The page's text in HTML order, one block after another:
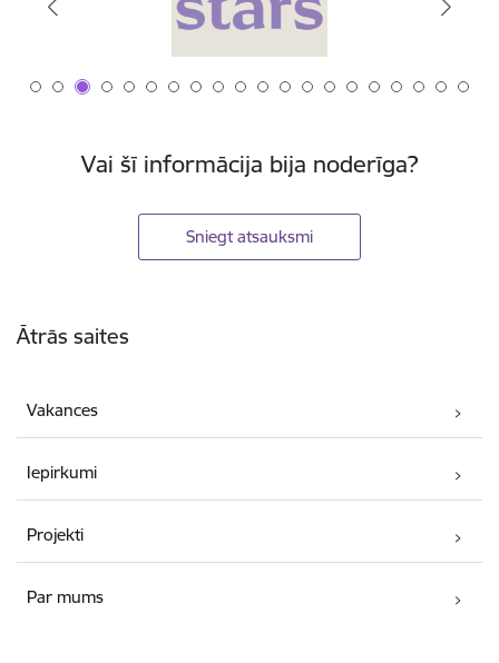
Vai šī informācija bija noderīga?
Sniegt atsauksmi
Ātrās saites
Vakances
Iepirkumi
Projekti
Par mums